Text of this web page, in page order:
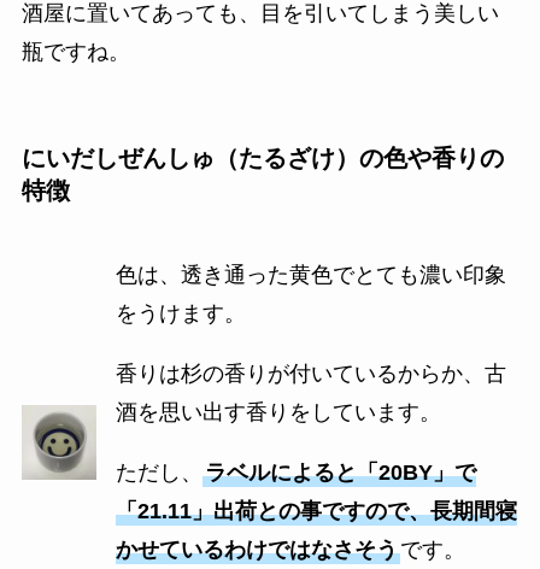
酒屋に置いてあっても、目を引いてしまう美しい
瓶ですね。
にいだしぜんしゅ（たるざけ）の色や香りの
特徴
色は、透き通った黄色でとても濃い印象
をうけます。
香りは杉の香りが付いているからか、古
酒を思い出す香りをしています。
ただし、 ラベルによると「20BY」で
「21.11」出荷との事ですので、長期間寝
かせているわけではなさそうです。